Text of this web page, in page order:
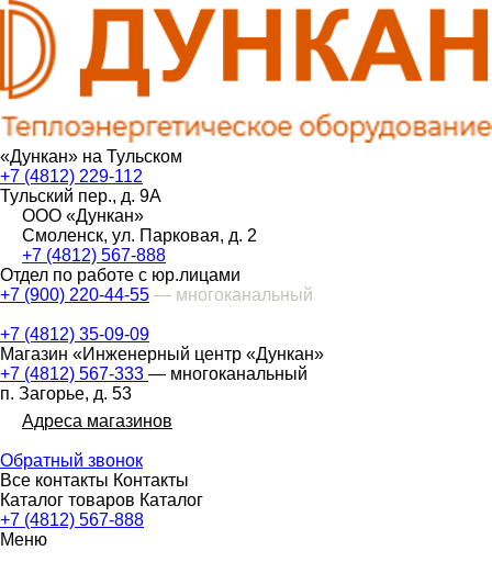
«Дункан» на Тульском
+7 (4812) 229-112
Тульский пер., д. 9А
ООО «Дункан»
Смоленск, ул. Парковая, д. 2
+7 (4812) 567-888
Отдел по работе с юр.лицами
+7 (900) 220-44-55 — многоканальный
+7 (4812) 35-09-09
Магазин «Инженерный центр «Дункан»
+7 (4812) 567-333 — многоканальный
п. Загорье, д. 53
Адреса магазинов
Обратный звонок
Все контакты Контакты
Каталог товаров Каталог
+7 (4812) 567-888
Меню